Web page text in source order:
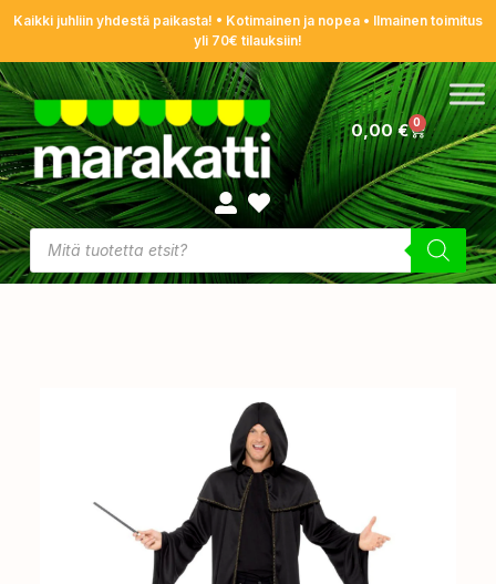
Kaikki juhliin yhdestä paikasta! • Kotimainen ja nopea • Ilmainen toimitus
yli 70€ tilauksiin!
0,00€ 0